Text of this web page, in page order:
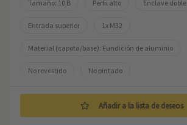
Tamaño: 10 B Perfil alto Enclave doble
Entrada superior 1x M32
Material (capota/base): Fundición de aluminio
No revestido No pintado
Añadir a la lista de deseos